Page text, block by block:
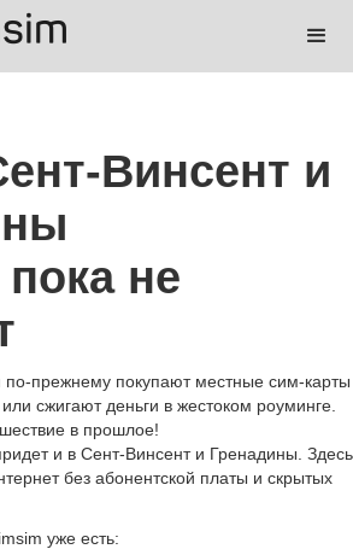
Винсент и
не
по-прежнему покупают местные сим-карты
сжигают деньги в жестоком роуминге.
в прошлое!
и в Сент-Винсент и Гренадины. Здесь
без абонентской платы и скрытых
уже есть: